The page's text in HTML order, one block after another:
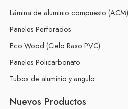
Lámina de aluminio compuesto (ACM)
Paneles Perforados
Eco Wood (Cielo Raso PVC)
Paneles Policarbonato
Tubos de aluminio y angulo
Nuevos Productos